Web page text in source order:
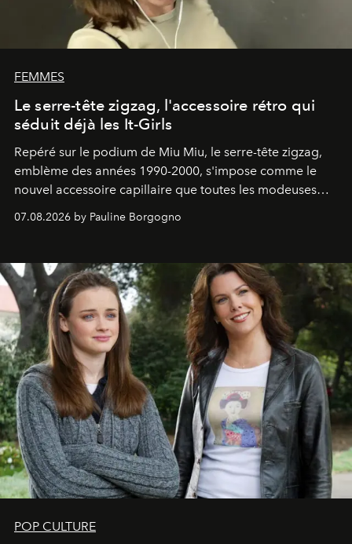
FEMMES
Le serre-tête zigzag, l'accessoire rétro qui
séduit déjà les It-Girls
Repéré sur le podium de Miu Miu, le serre-tête zigzag,
emblème des années 1990-2000, s'impose comme le
nouvel accessoire capillaire que toutes les modeuses
s'arrachent déjà.
07.08.2026 by Pauline Borgogno
POP CULTURE